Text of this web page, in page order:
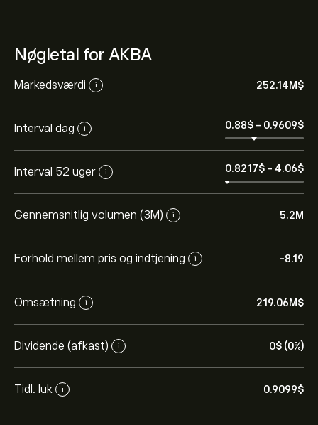
Nøgletal for AKBA
Markedsværdi i 252.14M‎$‎
Interval dag i 0.88‎$‎ - 0.9609‎$‎
Interval 52 uger i 0.8217‎$‎ - 4.06‎$‎
Gennemsnitlig volumen (3M) i 5.2M
Forhold mellem pris og indtjening i -8.19
Omsætning i 219.06M‎$‎
Dividende (afkast) i 0‎$‎ (0%)
Tidl. luk i 0.9099‎$‎